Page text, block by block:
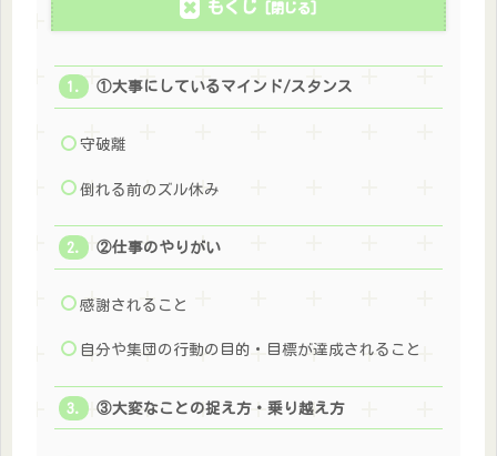
もくじ
①大事にしているマインド/スタンス
守破離
倒れる前のズル休み
②仕事のやりがい
感謝されること
自分や集団の行動の目的・目標が達成されること
③大変なことの捉え方・乗り越え方